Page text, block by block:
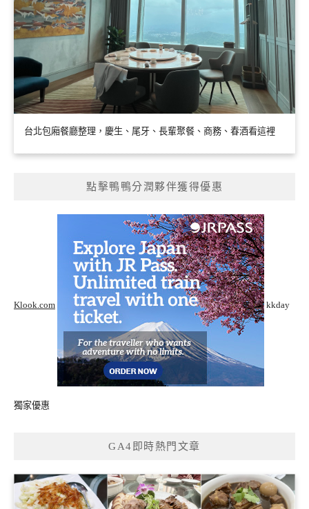
台北包廂餐廳整理，慶生、尾牙、長輩聚餐、商務、春酒看這裡
點擊鴨鴨分潤夥伴獲得優惠
Klook.com kkday
獨家優惠
GA4即時熱門文章